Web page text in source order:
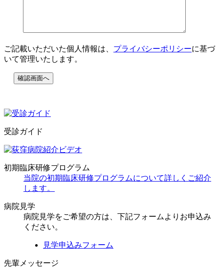
ご記載いただいた個人情報は、 プライバシーポリシーに基づ
いて管理いたします。
受診ガイド
初期臨床研修プログラム
当院の初期臨床研修プログラムについて詳しくご紹介
します。
病院見学
病院見学をご希望の方は、下記フォームよりお申込み
ください。
見学申込みフォーム
先輩メッセージ